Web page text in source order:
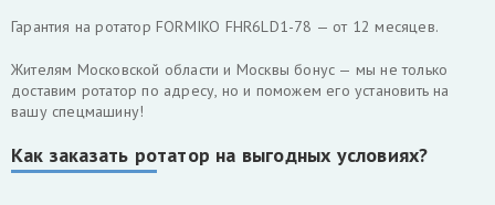
Гарантия на ротатор FORMIKO FHR6LD1-78 — от 12 месяцев.
Жителям Московской области и Москвы бонус — мы не только
доставим ротатор по адресу, но и поможем его установить на
вашу спецмашину!
Как заказать ротатор на выгодных условиях?